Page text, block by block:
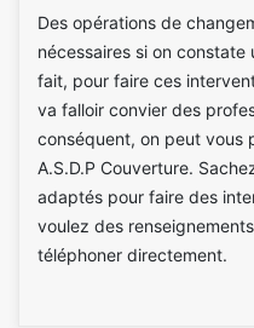
Des opérations de
nécessaires si on
fait, pour faire ces
va falloir convier des
conséquent, on peut vous
A.S.D.P Couverture.
adaptés pour faire des
voulez des
téléphoner directement.